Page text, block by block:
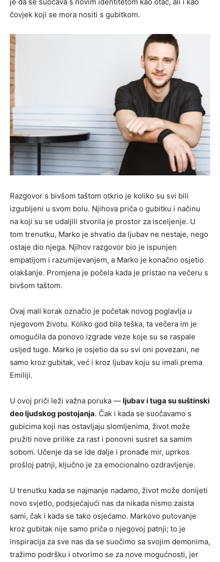
čovjek koji se mora nositi s gubitkom.
Razgovor s bivšom taštom otkrio je koliko su svi bili
izgubljeni u svom bolu. Njihova priča o gubitku i načinu
na koji su se udaljili stvorila je prostor za isceljenje. U
tom trenutku, Marko je shvatio da ljubav ne nestaje, nego
ostaje dio njega. Njihov razgovor bio je ispunjen
empatijom i razumijevanjem, a Marko je konačno osjetio
olakšanje. Promjena je počela kada je pristao na večeru s
bivšom taštom.
Ovaj mali korak označio je početak novog poglavlja u
njegovom životu. Koliko god bila teška, ta večera im je
omogućila da ponovo izgrade veze koje su se raspale
usljed tuge. Marko je osjetio da su svi oni povezani, ne
samo kroz gubitak, već i kroz ljubav koju su imali prema
Emiliji.
U ovoj priči leži važna poruka — ljubav i tuga su suštinski
deo ljudskog postojanja. Čak i kada se suočavamo s
gubicima koji nas ostavljaju slomljenima, život može
pružiti nove prilike za rast i ponovni susret sa samim
sobom. Učenje da se ide dalje i pronađe mir, uprkos
prošloj patnji, ključno je za emocionalno ozdravljenje.
U trenutku kada se najmanje nadamo, život može donijeti
novo svjetlo, podsjećajući nas da nikada nismo zaista
sami, čak i kada se tako osjećamo. Markovo putovanje
kroz gubitak nije samo priča o njegovoj patnji; to je
inspiracija za sve nas da se suočimo sa svojim demonima,
tražimo podršku i otvorimo se za nove mogućnosti, jer